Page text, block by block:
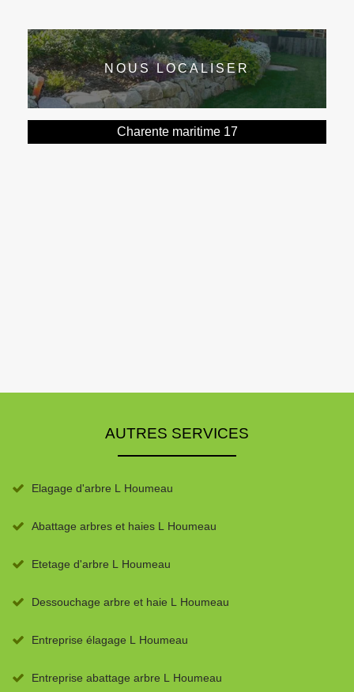
NOUS LOCALISER
Charente maritime 17
AUTRES SERVICES
Elagage d'arbre L Houmeau
Abattage arbres et haies L Houmeau
Etetage d'arbre L Houmeau
Dessouchage arbre et haie L Houmeau
Entreprise élagage L Houmeau
Entreprise abattage arbre L Houmeau